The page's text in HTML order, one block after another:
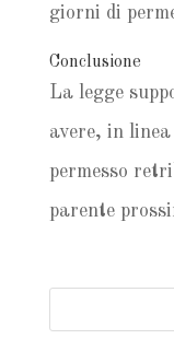
giorni di
Conclusione
La legge
avere, in
permesso
parente